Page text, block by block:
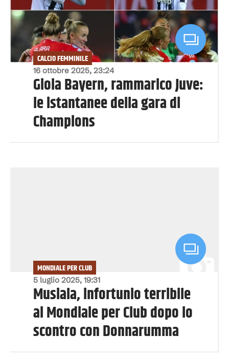
16 ottobre 2025, 23:24
CALCIO FEMMINILE
Gioia Bayern, rammarico Juve:
le istantanee della gara di
Champions
5 luglio 2025, 19:31
MONDIALE PER CLUB
Musiala, infortunio terribile
al Mondiale per Club dopo lo
scontro con Donnarumma